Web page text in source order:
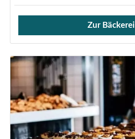
Verkauf von Brötchen,
Zur Bäckerei